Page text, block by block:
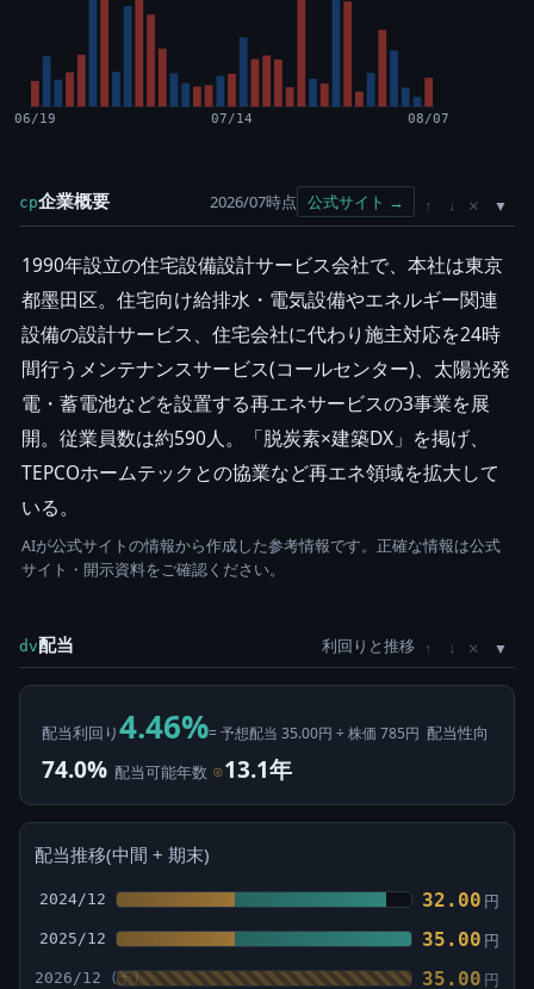
06/19 07/14 08/07
cp企業概要 2026/07時点 公式サイト → ↑ ↓ ×
1990年設立の住宅設備設計サービス会社で、本社は東京
都墨田区。住宅向け給排水・電気設備やエネルギー関連
設備の設計サービス、住宅会社に代わり施主対応を24時
間行うメンテナンスサービス(コールセンター)、太陽光発
電・蓄電池などを設置する再エネサービスの3事業を展
開。従業員数は約590人。「脱炭素×建築DX」を掲げ、
TEPCOホームテックとの協業など再エネ領域を拡大して
いる。
AIが公式サイトの情報から作成した参考情報です。正確な情報は公式
サイト・開示資料をご確認ください。
dv配当 利回りと推移 ↑ ↓ ×
配当利回り4.46%= 予想配当 35.00円 ÷ 株価 785円 配当性向
74.0% 配当可能年数 ⊙13.1年
配当推移(中間 + 期末)
2024/12 32.00 円
2025/12 35.00 円
2026/12 35.00 円